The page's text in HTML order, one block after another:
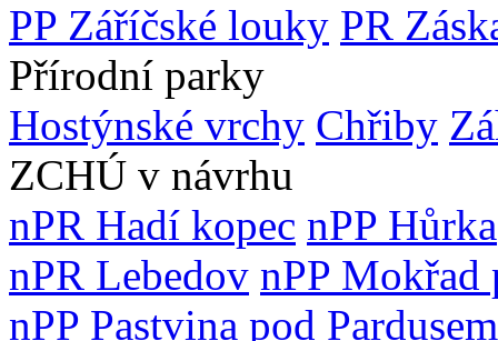
PP Záříčské louky PR
Přírodní parky
Hostýnské vrchy Chřiby
ZCHÚ v návrhu
nPR Hadí kopec nPP Hůrka
nPR Lebedov nPP Mokřad
nPP Pastvina pod Pardusem